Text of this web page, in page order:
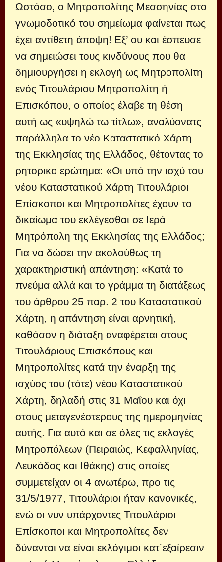
Ωστόσο, ο Μητροπολίτης Μεσσηνίας στο
γνωμοδοτικό του σημείωμα φαίνεται πως
έχει αντίθετη άποψη! Εξ’ ου και έσπευσε
να σημειώσει τους κινδύνους που θα
δημιουργήσει η εκλογή ως Μητροπολίτη
ενός Τιτουλάριου Μητροπολίτη ή
Επισκόπου, ο οποίος έλαβε τη θέση
αυτή ως «υψηλώ τω τίτλω», αναλύονατς
παράλληλα το νέο Καταστατικό Χάρτη
της Εκκλησίας της Ελλάδος, θέτοντας το
ρητορικο ερώτημα: «Οι υπό την ισχύ του
νέου Καταστατικού Χάρτη Τιτουλάριοι
Επίσκοποι και Μητροπολίτες έχουν το
δικαίωμα του εκλέγεσθαι σε Ιερά
Μητρόπολη της Εκκλησίας της Ελλάδος;
Για να δώσει την ακολούθως τη
χαρακτηριστική απάντηση: «Κατά το
πνεύμα αλλά και το γράμμα τη διατάξεως
του άρθρου 25 παρ. 2 του Καταστατικού
Χάρτη, η απάντηση είναι αρνητική,
καθόσον η διάταξη αναφέρεται στους
Τιτουλάριους Επισκόπους και
Μητροπολίτες κατά την έναρξη της
ισχύος του (τότε) νέου Καταστατικού
Χάρτη, δηλαδή στις 31 Μαΐου και όχι
στους μεταγενέστερους της ημερομηνίας
αυτής. Για αυτό και σε όλες τις εκλογές
Μητροπόλεων (Πειραιώς, Κεφαλληνίας,
Λευκάδος και Ιθάκης) στις οποίες
συμμετείχαν οι 4 ανωτέρω, προ τις
31/5/1977, Τιτουλάριοι ήταν κανονικές,
ενώ οι νυν υπάρχοντες Τιτουλάριοι
Επίσκοποι και Μητροπολίτες δεν
δύνανται να είναι εκλόγιμοι κατ΄εξαίρεσιν